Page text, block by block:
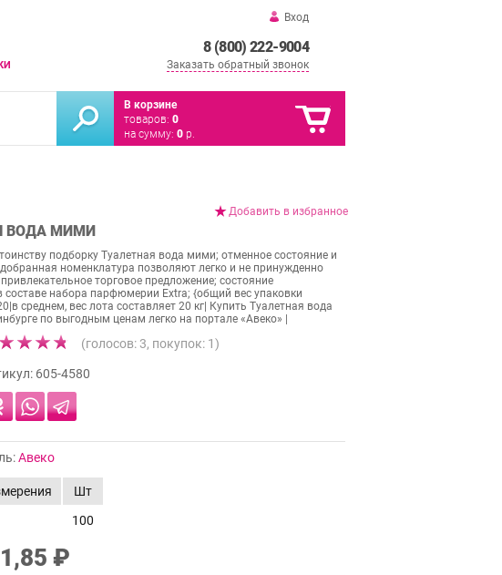
Вход
8 (800) 222-9004
Заказать обратный звонок
В корзине
товаров: 0
на сумму: 0 р.
Добавить в избранное
ВОДА МИМИ
подборку Туалетная вода мими; отменное состояние и
номенклатура позволяют легко и не принужденно
торговое предложение; состояние
составе набора парфюмерии Extra; {общий вес упаковки
среднем, вес лота составляет 20 кг| Купить Туалетная вода
по выгодным ценам легко на портале «Авеко» |
(голосов: 3, покупок: 1)
605-4580
Авеко
Шт
100
1,85 ₽